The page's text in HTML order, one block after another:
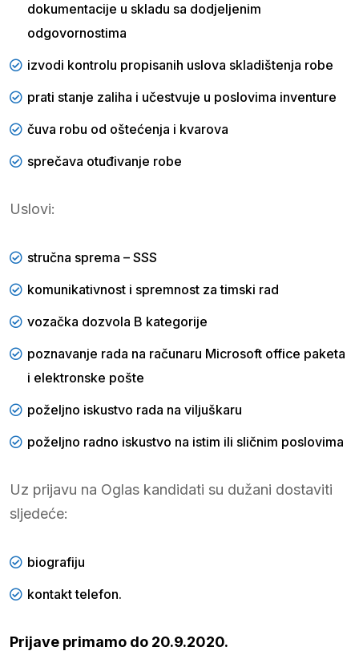
dokumentacije u skladu sa dodjeljenim
odgovornostima
izvodi kontrolu propisanih uslova skladištenja robe
prati stanje zaliha i učestvuje u poslovima inventure
čuva robu od oštećenja i kvarova
sprečava otuđivanje robe
Uslovi:
stručna sprema – SSS
komunikativnost i spremnost za timski rad
vozačka dozvola B kategorije
poznavanje rada na računaru Microsoft office paketa
i elektronske pošte
poželjno iskustvo rada na viljuškaru
poželjno radno iskustvo na istim ili sličnim poslovima
Uz prijavu na Oglas kandidati su dužani dostaviti
sljedeće:
biografiju
kontakt telefon.
Prijave primamo do 20.9.2020.